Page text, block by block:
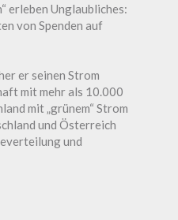
erleben Unglaubliches:
von Spenden auf
er seinen Strom
mit mehr als 10.000
mit „grünem“ Strom
und Österreich
und